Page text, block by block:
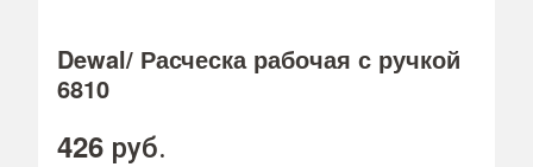
Dewal/ Расческа рабочая с ручкой
6810
426 руб.